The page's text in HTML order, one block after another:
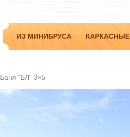
ИЗ МИНИБРУСА
Садовые
Дачные
КАРКАСНЫЕ
Баня "БЛ" 3×5